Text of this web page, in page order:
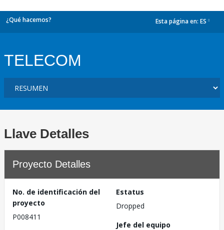
¿Qué hacemos? Esta página en: ES
TELECOM
Llave Detalles
Proyecto Detalles
No. de identificación del
proyecto
P008411
Estatus
Dropped
Jefe del equipo